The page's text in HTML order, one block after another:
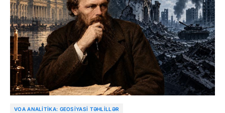
şəraitinə uyğunlaşdırmağa başlayıblar.
VOA ANALITIKA: GEOSIYASI TƏHLILLƏR